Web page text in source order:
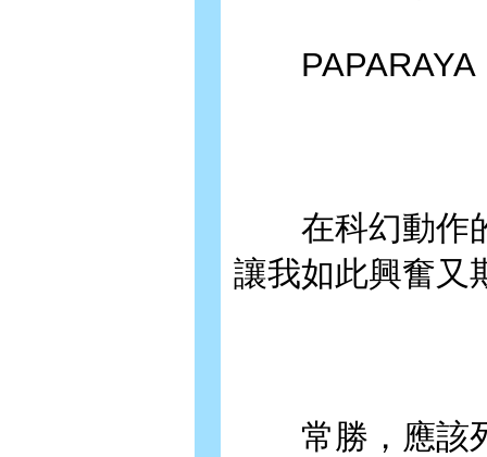
PAPARAYA
在科幻動作的
讓我如此興奮
常勝，應該列